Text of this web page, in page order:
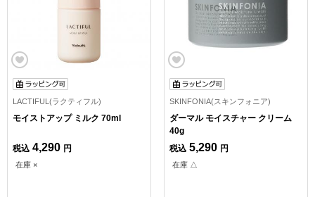
LACTIFUL(ラクティフル)
モイストアップ ミルク 70ml
税込 4,290 円
在庫 ×
SKINFONIA(スキンフォニア)
ダーマル モイスチャー クリーム
40g
税込 5,290 円
在庫 △